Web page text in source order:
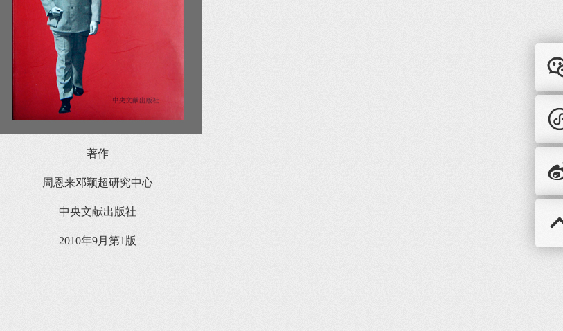
著作
周恩来邓颖超研究中心
中央文献出版社
2010年9月第1版